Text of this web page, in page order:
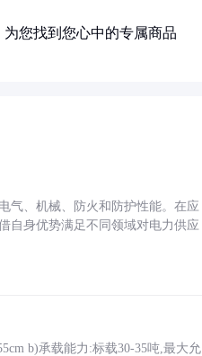
您找到您心中的专属商品
气、机械、防火和防护性能。在应
自身优势满足不同领域对电力供应
b)承载能力:标载30-35吨,最大允